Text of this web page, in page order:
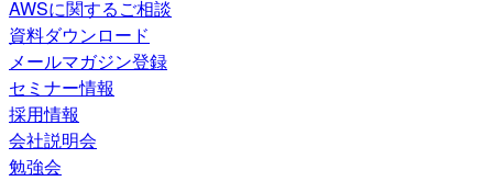
AWSに関するご相談
資料ダウンロード
メールマガジン登録
セミナー情報
採用情報
会社説明会
勉強会